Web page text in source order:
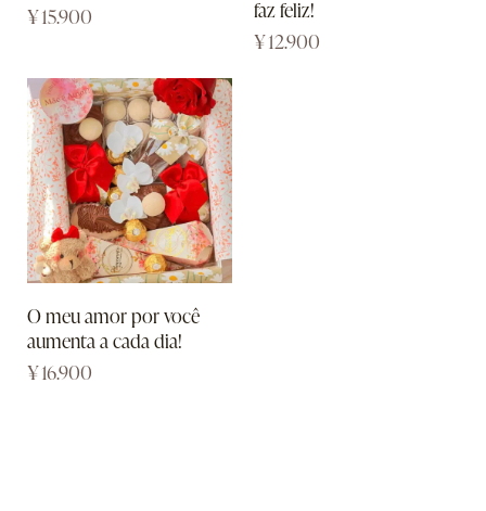
¥15.900
faz feliz!
¥12.900
O meu amor por você
aumenta a cada dia!
¥16.900